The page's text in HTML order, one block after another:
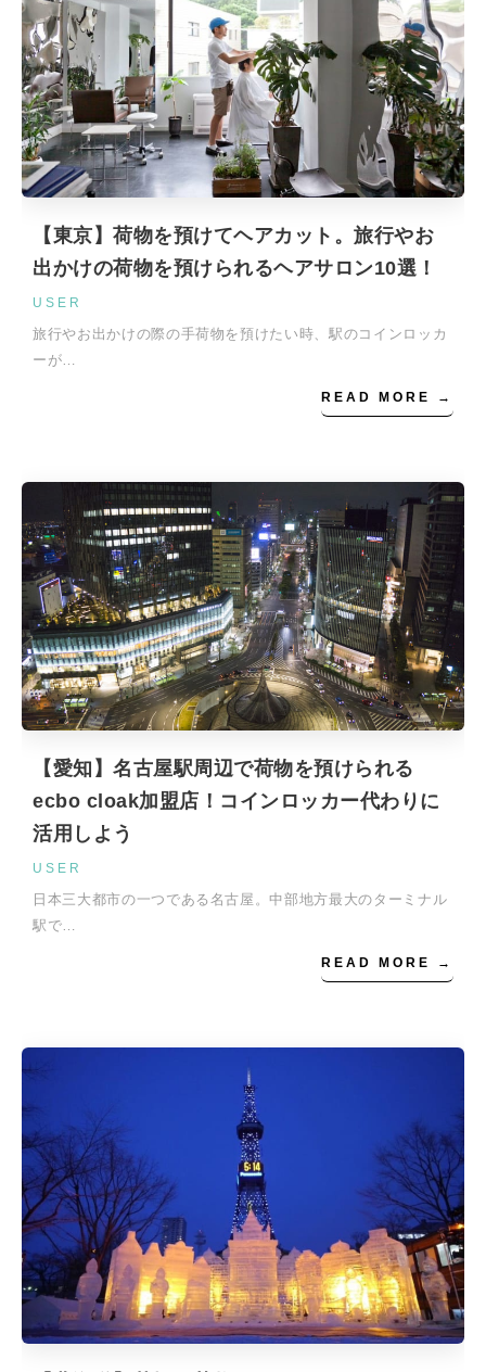
【東京】荷物を預けてヘアカット。旅行やお
出かけの荷物を預けられるヘアサロン10選！
USER
旅行やお出かけの際の手荷物を預けたい時、駅のコインロッカ
ーが…
READ MORE →
【愛知】名古屋駅周辺で荷物を預けられる
ecbo cloak加盟店！コインロッカー代わりに
活用しよう
USER
日本三大都市の一つである名古屋。中部地方最大のターミナル
駅で…
READ MORE →